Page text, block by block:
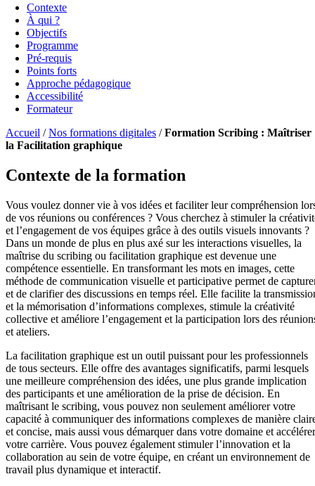
Contexte
À qui ?
Objectifs
Programme
Pré-requis
Points forts
Approche pédagogique
Accessibilité
Formateur
Accueil /Nos formations digitales /Formation Scribing : Maîtriser
la Facilitation graphique
Contexte de la formation
Vous voulez donner vie à vos idées et faciliter leur compréhension
de vos réunions ou conférences ? Vous cherchez à stimuler la
et l’engagement de vos équipes grâce à des outils visuels innovants ?
Dans un monde de plus en plus axé sur les interactions visuelles, la
maîtrise du scribing ou facilitation graphique est devenue une
compétence essentielle. En transformant les mots en images, cette
méthode de communication visuelle et participative permet de
et de clarifier des discussions en temps réel. Elle facilite la
et la mémorisation d’informations complexes, stimule la créativité
collective et améliore l’engagement et la participation lors des
et ateliers.
La facilitation graphique est un outil puissant pour les professionnels
de tous secteurs. Elle offre des avantages significatifs, parmi lesquels
une meilleure compréhension des idées, une plus grande implication
des participants et une amélioration de la prise de décision. En
maîtrisant le scribing, vous pouvez non seulement améliorer votre
capacité à communiquer des informations complexes de manière
et concise, mais aussi vous démarquer dans votre domaine et accélérer
votre carrière. Vous pouvez également stimuler l’innovation et la
collaboration au sein de votre équipe, en créant un environnement de
travail plus dynamique et interactif.